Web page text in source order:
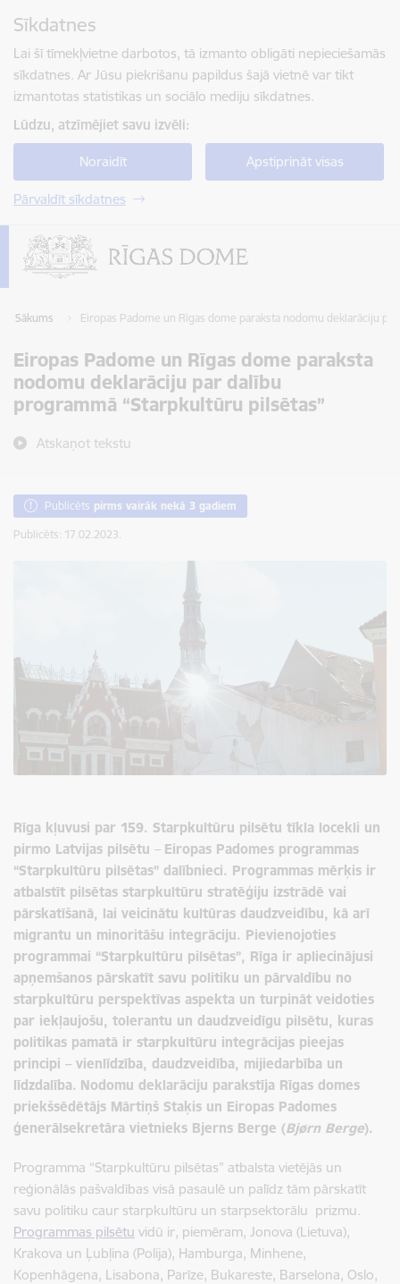
Sīkdatnes
Lai šī tīmekļvietne darbotos, tā izmanto obligāti nepieciešamās
sīkdatnes. Ar Jūsu piekrišanu papildus šajā vietnē var tikt
izmantotas statistikas un sociālo mediju sīkdatnes.
Lūdzu, atzīmējiet savu izvēli:
Noraidīt Apstiprināt visas
Pārvaldīt sīkdatnes
Sākums Eiropas Padome un Rīgas dome paraksta nodomu deklarāciju
Eiropas Padome un Rīgas dome paraksta
nodomu deklarāciju par dalību
programmā “Starpkultūru pilsētas”
Atskaņot tekstu
Publicēts pirms vairāk nekā 3 gadiem
Publicēts: 17.02.2023.
Rīga kļuvusi par 159. Starpkultūru pilsētu tīkla locekli un
pirmo Latvijas pilsētu – Eiropas Padomes programmas
“Starpkultūru pilsētas” dalībnieci. Programmas mērķis ir
atbalstīt pilsētas starpkultūru stratēģiju izstrādē vai
pārskatīšanā, lai veicinātu kultūras daudzveidību, kā arī
migrantu un minoritāšu integrāciju. Pievienojoties
programmai “Starpkultūru pilsētas”, Rīga ir apliecinājusi
apņemšanos pārskatīt savu politiku un pārvaldību no
starpkultūru perspektīvas aspekta un turpināt veidoties
par iekļaujošu, tolerantu un daudzveidīgu pilsētu, kuras
politikas pamatā ir starpkultūru integrācijas pieejas
principi – vienlīdzība, daudzveidība, mijiedarbība un
līdzdalība. Nodomu deklarāciju parakstīja Rīgas domes
priekšsēdētājs Mārtiņš Staķis un Eiropas Padomes
ģenerālsekretāra vietnieks Bjerns Berge (Bjørn Berge).
Programma “Starpkultūru pilsētas” atbalsta vietējās un
reģionālās pašvaldības visā pasaulē un palīdz tām pārskatīt
savu politiku caur starpkultūru un starpsektorālu prizmu.
Programmas pilsētu vidū ir, piemēram, Jonova (Lietuva),
Krakova un Ļubļina (Polija), Hamburga, Minhene,
Kopenhāgena, Lisabona, Parīze, Bukareste, Barselona, Oslo,